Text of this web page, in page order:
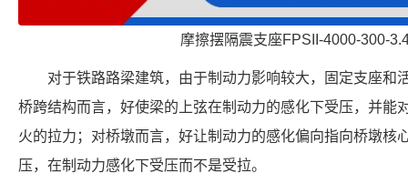
摩擦摆隔震支座FPSII-4000-300-
对于铁路路梁建筑，由于制动力影响较大，固定支座和
桥跨结构而言，好使梁的上弦在制动力的感化下受压，并能
火的拉力；对桥墩而言，好让制动力的感化偏向指向桥墩核
压，在制动力感化下受压而不是受拉。